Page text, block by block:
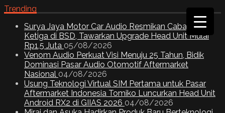
Trending
Surya Jaya Motor Car Audio Resmikan Cabang
Ketiga di BSD, Tawarkan Upgrade Head Unit Mulai
Rp1,5 Juta 05/08/2026
Venom Audio Perkuat Visi Menuju 25 Tahun, Bidik
Dominasi Pasar Audio Otomotif Aftermarket
Nasional 04/08/2026
Usung Teknologi Virtual SIM Pertama untuk Pasar
Aftermarket Indonesia Tomiko Luncurkan Head Unit
Android RX2 di GIIAS 2026 04/08/2026